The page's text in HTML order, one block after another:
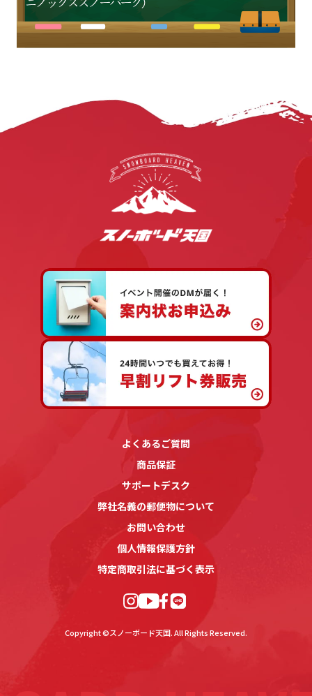
よくあるご質問
商品保証
サポートデスク
弊社名義の郵便物について
お問い合わせ
個人情報保護方針
特定商取引法に基づく表示
Copyright ©スノーボード天国. All Rights Reserved.